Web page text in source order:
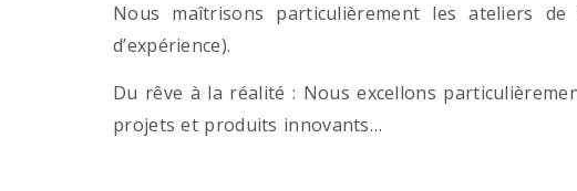
Nous maîtrisons particulièrement les ateliers de
d’expérience).
Du rêve à la réalité : Nous excellons
projets et produits innovants…